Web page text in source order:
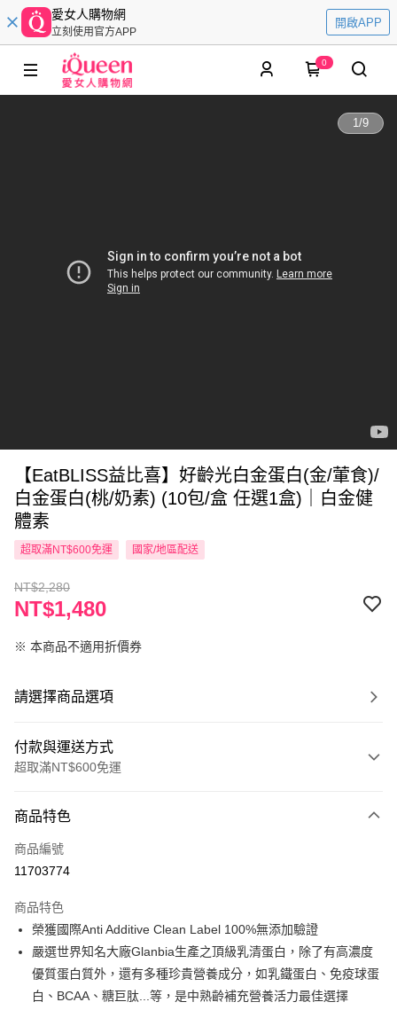
愛女人購物網
立刻使用官方APP
開啟APP
0
1/9
【EatBLISS益比喜】好齡光白金蛋白(金/葷食)/
白金蛋白(桃/奶素) (10包/盒 任選1盒)｜白金健
體素
超取滿NT$600免運 國家/地區配送
NT$2,280
NT$1,480
※ 本商品不適用折價券
請選擇商品選項
付款與運送方式
超取滿NT$600免運
信用卡一次付款
超商取貨付款
Apple Pay
街口支付
悠遊付
商品特色
商品編號
11703774
商品特色
榮獲國際Anti Additive Clean Label 100%無添加驗證
嚴選世界知名大廠Glanbia生產之頂級乳清蛋白，除了有高濃度
優質蛋白質外，還有多種珍貴營養成分，如乳鐵蛋白、免疫球蛋
白、BCAA、糖巨肽...等，是中熟齡補充營養活力最佳選擇